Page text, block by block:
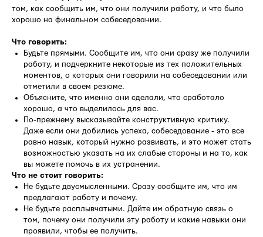
том, как сообщить им, что они получили работу, и что было
хорошо на финальном собеседовании.
Что говорить:
Будьте прямыми. Сообщите им, что они сразу же получили
работу, и подчеркните некоторые из тех положительных
моментов, о которых они говорили на собеседовании или
отметили в своем резюме.
Объясните, что именно они сделали, что сработало
хорошо, а что выделилось для вас.
По-прежнему высказывайте конструктивную критику.
Даже если они добились успеха, собеседование - это все
равно навык, который нужно развивать, и это может стать
возможностью указать на их слабые стороны и на то, как
вы можете помочь в их устранении.
Что не стоит говорить:
Не будьте двусмысленными. Сразу сообщите им, что им
предлагают работу и почему.
Не будьте расплывчатыми. Дайте им обратную связь о
том, почему они получили эту работу и какие навыки они
проявили, чтобы ее получить.